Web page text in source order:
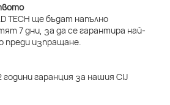
TECH ще бъдат напълно
7 дни, за да се гарантира най-
преди изпращане.
години гаранция за нашия CIJ